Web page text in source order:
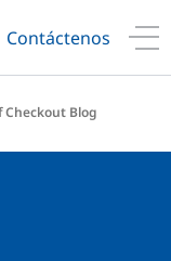
Contáctenos
Checkout Blog